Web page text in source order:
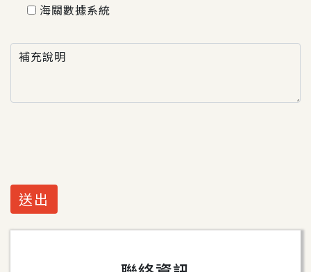
海關數據系統
補充說明
送出